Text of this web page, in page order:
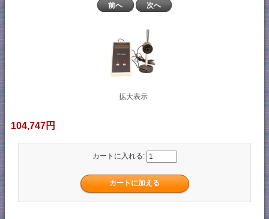
前へ 次へ
拡大表示
104,747円
カートに入れる: